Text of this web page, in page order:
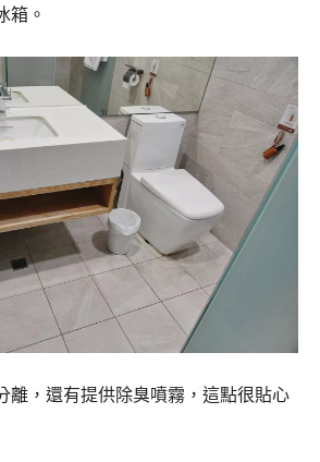
箱。
離，還有提供除臭噴霧，這點很貼心